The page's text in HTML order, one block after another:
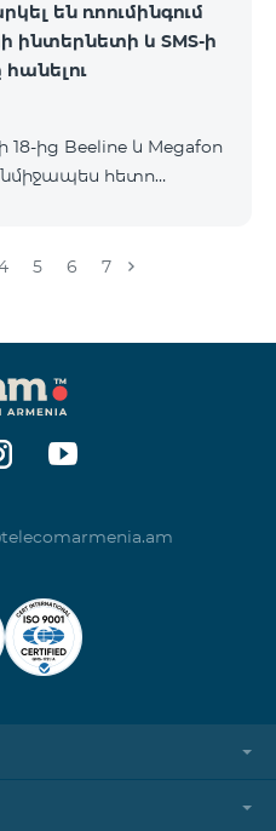
ԱՄՆ, Կանադա, ՌԴ
SMS, 200 ՄԲ
5000 unlimit»
կազմում է
գ
են ռոումինգում
ինտերնետի և SMS-ի
ից Beeline և Megafon
հետո
անցնելուց հետո
դարձնել, որ
է միայն
բջջային
Wi-Fi-ը և VPN-
հակառակ դեպքում
5 6 7